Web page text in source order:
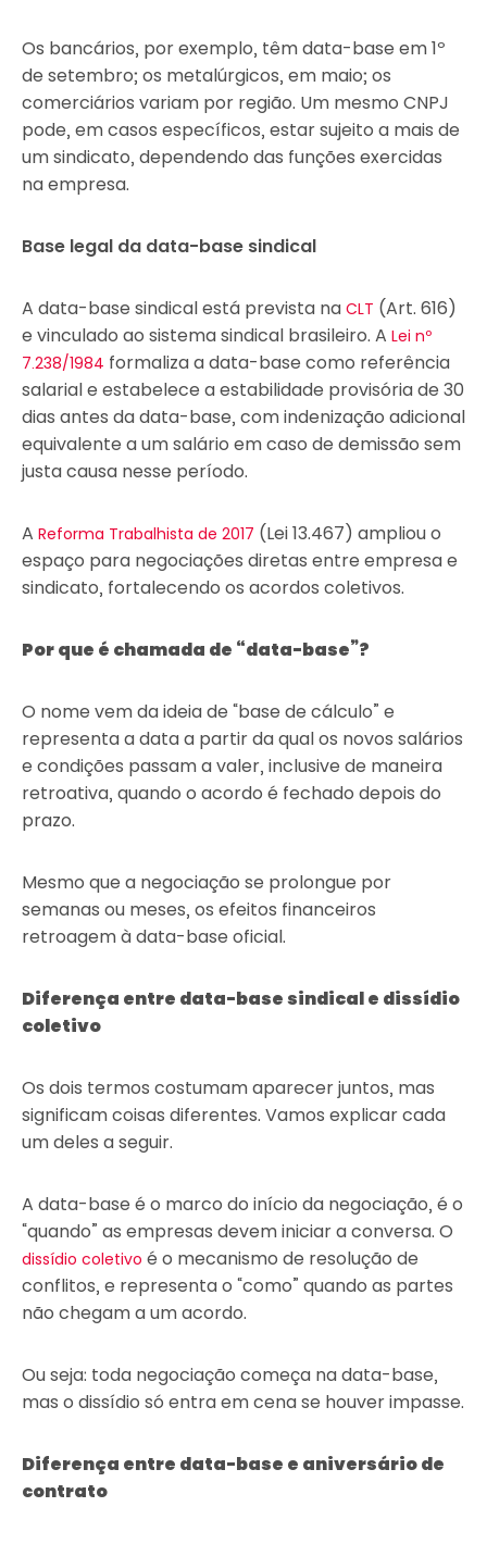
Os bancários, por exemplo, têm data-base em 1º
de setembro; os metalúrgicos, em maio; os
comerciários variam por região. Um mesmo CNPJ
pode, em casos específicos, estar sujeito a mais de
um sindicato, dependendo das funções exercidas
na empresa.
Base legal da data-base sindical
A data-base sindical está prevista na CLT (Art. 616)
e vinculado ao sistema sindical brasileiro. A Lei nº
7.238/1984 formaliza a data-base como referência
salarial e estabelece a estabilidade provisória de 30
dias antes da data-base, com indenização adicional
equivalente a um salário em caso de demissão sem
justa causa nesse período.
A Reforma Trabalhista de 2017 (Lei 13.467) ampliou o
espaço para negociações diretas entre empresa e
sindicato, fortalecendo os acordos coletivos.
Por que é chamada de “data-base”?
O nome vem da ideia de “base de cálculo” e
representa a data a partir da qual os novos salários
e condições passam a valer, inclusive de maneira
retroativa, quando o acordo é fechado depois do
prazo.
Mesmo que a negociação se prolongue por
semanas ou meses, os efeitos financeiros
retroagem à data-base oficial.
Diferença entre data-base sindical e dissídio
coletivo
Os dois termos costumam aparecer juntos, mas
significam coisas diferentes. Vamos explicar cada
um deles a seguir.
A data-base é o marco do início da negociação, é o
“quando” as empresas devem iniciar a conversa. O
dissídio coletivo é o mecanismo de resolução de
conflitos, e representa o “como” quando as partes
não chegam a um acordo.
Ou seja: toda negociação começa na data-base,
mas o dissídio só entra em cena se houver impasse.
Diferença entre data-base e aniversário de
contrato